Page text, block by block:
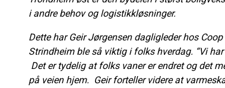
i andre behov og logistikkløsninger.
Dette har Geir Jørgensen dagligleder hos
Strindheim ble så viktig i folks hverdag. “Vi
Det er tydelig at folks vaner er endret og det
på veien hjem. Geir forteller videre at